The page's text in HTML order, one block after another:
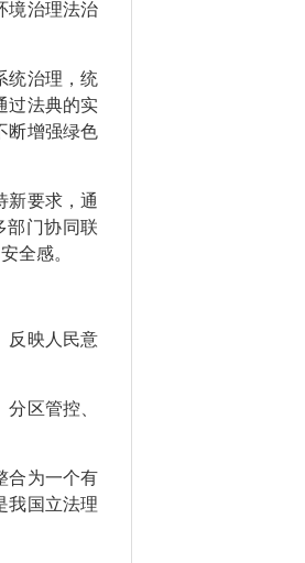
境治理法治
统治理，统
过法典的实
断增强绿色
新要求，通
部门协同联
全感。
反映人民意
区管控、
合为一个有
我国立法理